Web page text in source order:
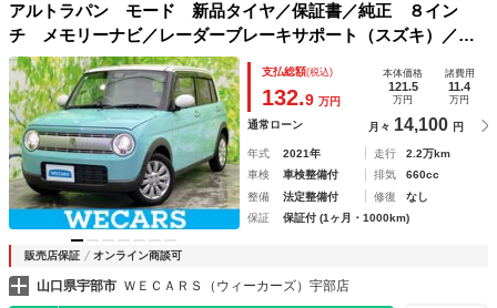
アルトラパン モード 新品タイヤ／保証書／純正 ８イン
チ メモリーナビ／レーダーブレーキサポート（スズキ）／シ
ートヒーター 前席／全方位モニター／ドライブレコーダー
前後／ヘッドランプ ＨＩＤ
支払総額(税込)
132.9 万円
本体価格
121.5
万円
諸費用
11.4
万円
通常ローン 月々 14,100 円
年式 2021年 走行
2.2万km
車検
車検整備付 排気
660cc
整備
法定整備付 修復
なし
保証
保証付 (1ヶ月・1000km)
販売店保証 オンライン商談可
山口県宇部市 ＷＥＣＡＲＳ（ウィーカーズ）宇部店